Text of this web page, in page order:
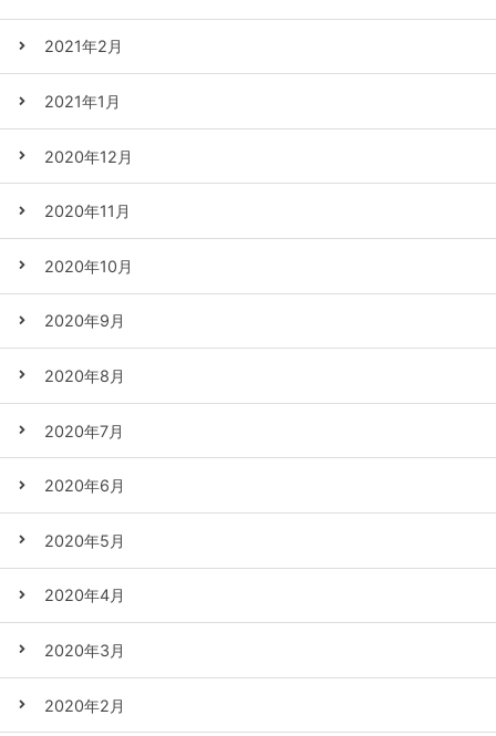
2021年2月
2021年1月
2020年12月
2020年11月
2020年10月
2020年9月
2020年8月
2020年7月
2020年6月
2020年5月
2020年4月
2020年3月
2020年2月